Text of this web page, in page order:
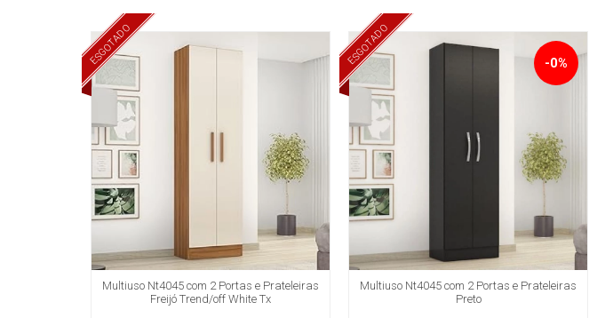
ESGOTADO
Multiuso Nt4045 com 2 Portas e Prateleiras
Freijó Trend/off White Tx
ESGOTADO
Multiuso Nt4045 com 2 Portas e Prateleiras
Preto
-0%